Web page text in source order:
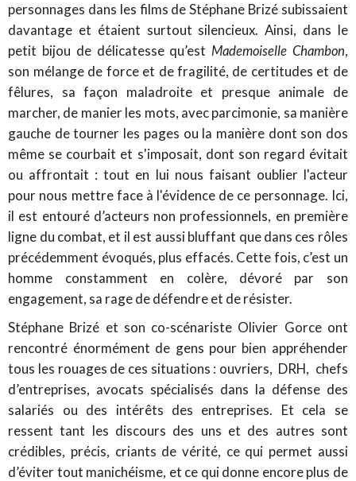
personnages dans les films de Stéphane Brizé subissaient
davantage et étaient surtout silencieux. Ainsi, dans le
petit bijou de délicatesse qu’estMademoiselle Chambon,
son mélange de force et de fragilité, de certitudes et de
fêlures, sa façon maladroite et presque animale de
marcher, de manier les mots, avec parcimonie, sa manière
gauche de tourner les pages ou la manière dont son dos
même se courbait et s'imposait, dont son regard évitait
ou affrontait : tout en lui nous faisant oublier l'acteur
pour nous mettre face à l'évidence de ce personnage. Ici,
il est entouré d’acteurs non professionnels, en première
ligne du combat, et il est aussi bluffant que dans ces rôles
précédemment évoqués, plus effacés. Cette fois, c’est un
homme constamment en colère, dévoré par son
engagement, sa rage de défendre et de résister.
Stéphane Brizé et son co-scénariste Olivier Gorce ont
rencontré énormément de gens pour bien appréhender
tous les rouages de ces situations : ouvriers, DRH, chefs
d’entreprises, avocats spécialisés dans la défense des
salariés ou des intérêts des entreprises. Et cela se
ressent tant les discours des uns et des autres sont
crédibles, précis, criants de vérité, ce qui permet aussi
d’éviter tout manichéisme, et ce qui donne encore plus de